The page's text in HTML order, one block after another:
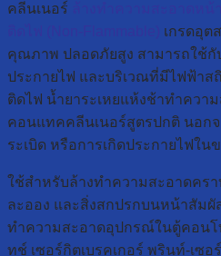
คลีนเนอร์
เกรดอุต
คุณภาพ ปลอดภัยสูง สามารถใช้กั
ประกายไฟ และบริเวณที่มีไฟฟ้าส
ติดไฟ น้ำยาระเหยแห้งช้าทำควา
คอนแทคคลีนเนอร์สูตรปกติ นอก
ระเบิด หรือการเกิดประกายไฟใ
ใช้สำหรับล้างทำความสะอาดคร
ละออง และสิ่งสกปรกบนหน้าสัม
ทำความสะอาดอุปกรณ์ในตู้คอนโ
ทช์ เซอร์กิตเบรคเกอร์ พรินท์-เซอ